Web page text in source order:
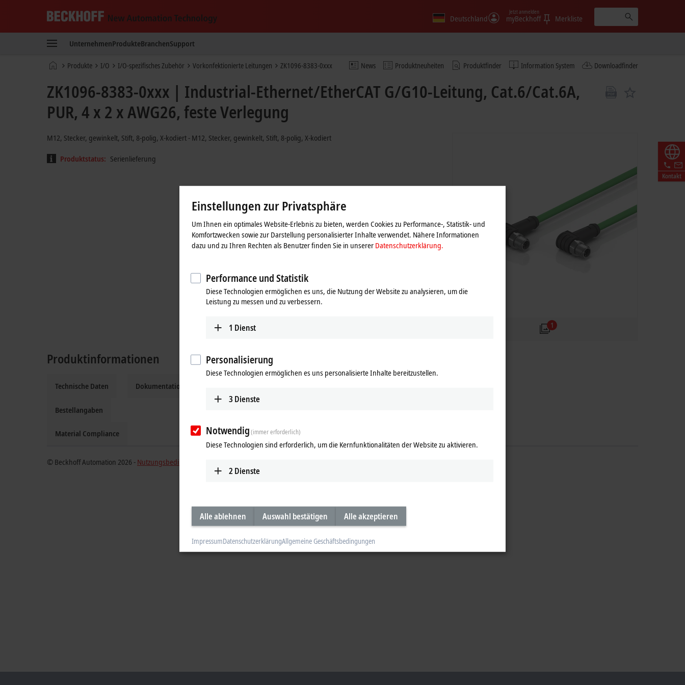
New
Technology
Deutschland myBeckhoff
Jetzt anmelden
Merkliste
UnternehmenProdukteBranchenSupport
News Produktneuheiten Produktfinder Information System Downloadfinder
StartseiteProdukte I/O I/O-spezifisches Zubehör Vorkonfektionierte Leitungen ZK1096-8383-0xxx
Kontakt
ZK1096-8383-0xxx | Industrial-Ethernet/EtherCAT G/G10-Leitung, Cat.6/Cat.6A,
PUR, 4 x 2 x AWG26, feste Verlegung
1
M12, Stecker, gewinkelt, Stift, 8-polig, X-kodiert - M12, Stecker, gewinkelt, Stift, 8-polig, X-kodiert
Produktstatus: Serienlieferung
Produktinformationen
Technische Daten
Bestellangaben
Material Compliance
Dokumentation und Downloads
© Beckhoff Automation 2026 - Nutzungsbedingungen
Einstellungen zur Privatsphäre
Um Ihnen ein optimales Website-Erlebnis zu bieten, werden Cookies zu Performance-, Statistik- und
Komfortzwecken sowie zur Darstellung personalisierter Inhalte verwendet. Nähere Informationen
dazu und zu Ihren Rechten als Benutzer finden Sie in unserer Datenschutzerklärung.
Performance und Statistik
Diese Technologien ermöglichen es uns, die Nutzung der Website zu analysieren, um die
Leistung zu messen und zu verbessern.
1 Dienst
Personalisierung
Diese Technologien ermöglichen es uns personalisierte Inhalte bereitzustellen.
3 Dienste
Notwendig(immer erforderlich)
Diese Technologien sind erforderlich, um die Kernfunktionalitäten der Website zu aktivieren.
2 Dienste
Alle ablehnen Auswahl bestätigen Alle akzeptieren
ImpressumDatenschutzerklärungAllgemeine Geschäftsbedingungen